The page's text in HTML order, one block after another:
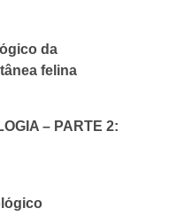
da
felina
– PARTE 2: